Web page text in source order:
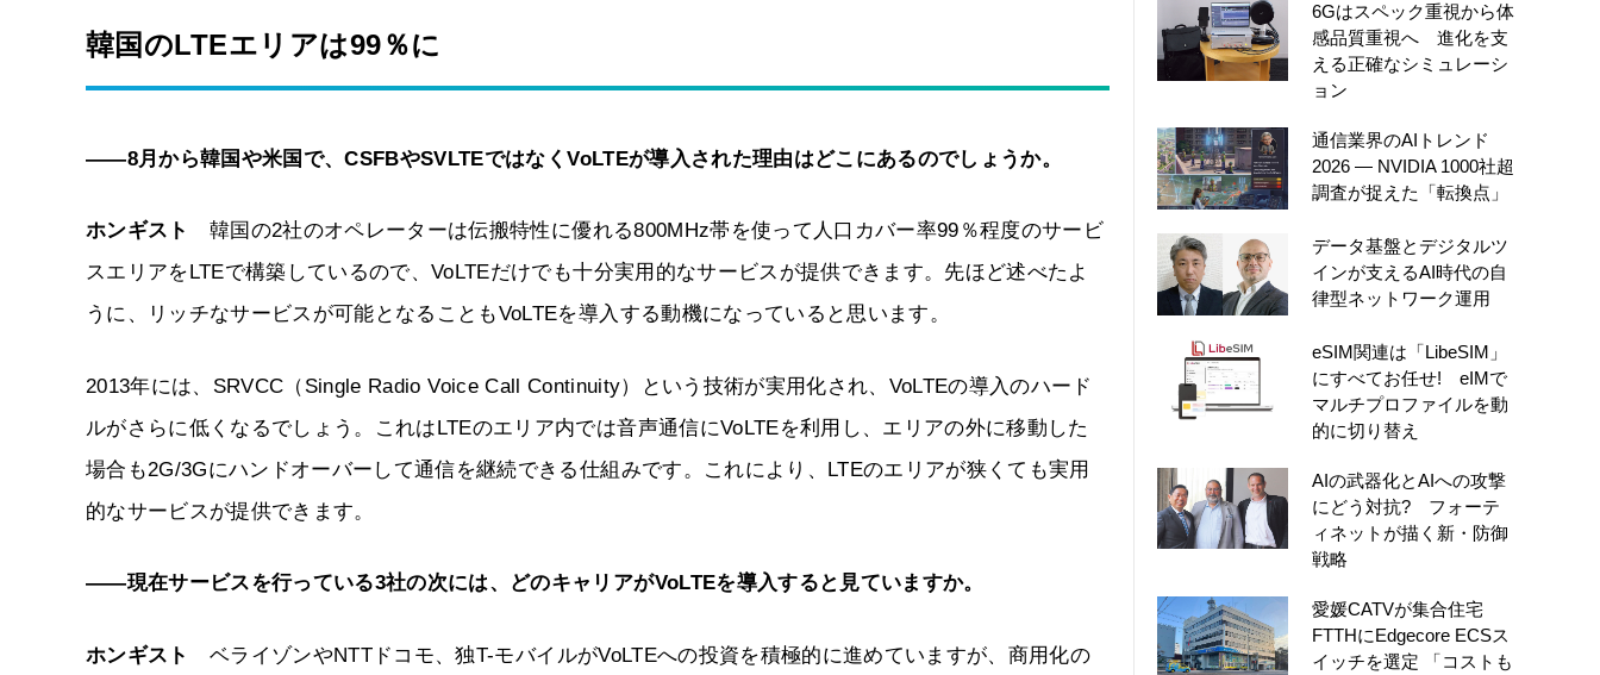
韓国のLTEエリアは99％に
――8月から韓国や米国で、CSFBやSVLTEではなくVoLTEが導入された理由はどこにあるのでしょうか。
ホンギスト
韓国の2社のオペレーターは伝搬特性に優れる800MHz帯を使って人口カバー率99％程度のサービ
スエリアをLTEで構築しているので、VoLTEだけでも十分実用的なサービスが提供できます。先ほど述べたよ
うに、リッチなサービスが可能となることもVoLTEを導入する動機になっていると思います。
2013年には、SRVCC（Single Radio Voice Call Continuity）という技術が実用化され、VoLTEの導入のハード
ルがさらに低くなるでしょう。これはLTEのエリア内では音声通信にVoLTEを利用し、エリアの外に移動した
場合も2G/3Gにハンドオーバーして通信を継続できる仕組みです。これにより、LTEのエリアが狭くても実用
的なサービスが提供できます。
――現在サービスを行っている3社の次には、どのキャリアがVoLTEを導入すると見ていますか。
ホンギスト
ベライゾンやNTTドコモ、独T-モバイルがVoLTEへの投資を積極的に進めていますが、商用化の
6Gはスペック重視から体
感品質重視へ 進化を支
える正確なシミュレーシ
ョン
通信業界のAIトレンド
2026 ― NVIDIA 1000社超
調査が捉えた「転換点」
データ基盤とデジタルツ
インが支えるAI時代の自
律型ネットワーク運用
eSIM関連は「LibeSIM」
にすべてお任せ! eIMで
マルチプロファイルを動
的に切り替え
AIの武器化とAIへの攻撃
にどう対抗? フォーテ
ィネットが描く新・防御
戦略
愛媛CATVが集合住宅
FTTHにEdgecore ECSス
イッチを選定 「コストも